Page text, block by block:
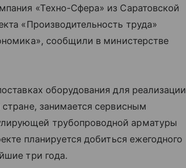
«Техно-Сфера» из Саратовской
«Производительность труда»
сообщили в министерстве
оборудования для реализации
занимается сервисным
трубопроводной арматуры
планируется добиться ежегодного
три года.